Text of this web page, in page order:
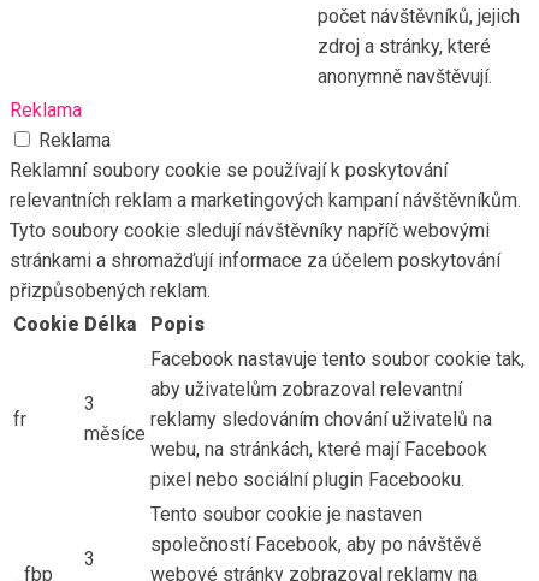
počet návštěvníků, jejich
zdroj a stránky, které
anonymně navštěvují.
Reklama
Reklama
Reklamní soubory cookie se používají k poskytování
relevantních reklam a marketingových kampaní návštěvníkům.
Tyto soubory cookie sledují návštěvníky napříč webovými
stránkami a shromažďují informace za účelem poskytování
přizpůsobených reklam.
Cookie Délka Popis
fr
3
měsíce
Facebook nastavuje tento soubor cookie tak,
aby uživatelům zobrazoval relevantní
reklamy sledováním chování uživatelů na
webu, na stránkách, které mají Facebook
pixel nebo sociální plugin Facebooku.
_fbp
3
Tento soubor cookie je nastaven
společností Facebook, aby po návštěvě
webové stránky zobrazoval reklamy na